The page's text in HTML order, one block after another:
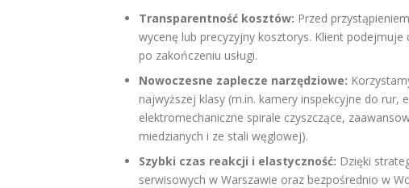
Transparentność kosztów: Przed
wycenę lub precyzyjny kosztorys. Klient
po zakończeniu usługi.
Nowoczesne zaplecze narzędziowe:
najwyższej klasy (m.in. kamery inspekcyjne do rur,
elektromechaniczne spirale czyszczące,
miedzianych i ze stali węglowej).
Szybki czas reakcji i elastyczność: Dzięki
serwisowych w Warszawie oraz bezpośrednio w